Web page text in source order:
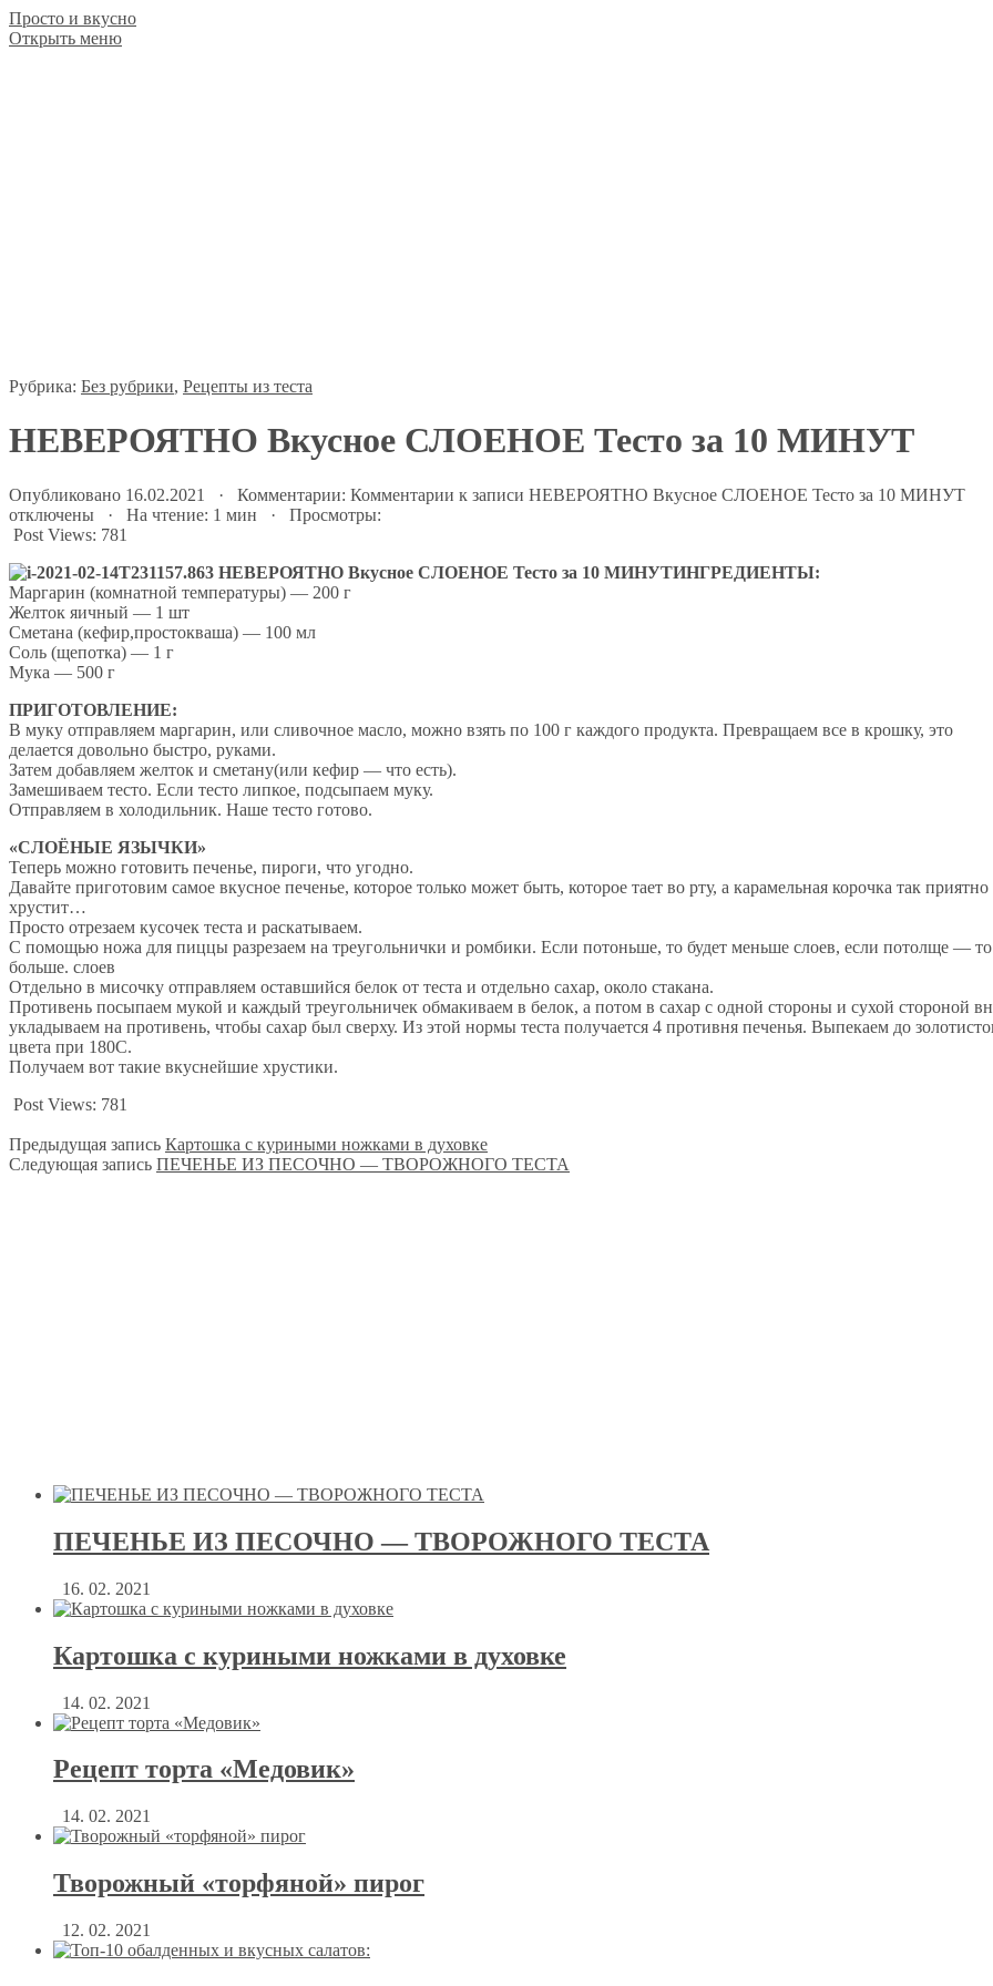
Просто и вкусно
Открыть меню
Рубрика: Без рубрики, Рецепты из теста
НЕВЕРОЯТНО Вкусное СЛОЕНОЕ Тесто за 10 МИНУТ
Опубликовано 16.02.2021 · Комментарии: Комментарии к записи НЕВЕРОЯТНО Вкусное СЛОЕНОЕ Тесто за 10 МИНУТ
отключены · На чтение: 1 мин · Просмотры:
Post Views: 781
ИНГРЕДИЕНТЫ:
Маргарин (комнатной температуры) — 200 г
Желток яичный — 1 шт
Сметана (кефир,простокваша) — 100 мл
Соль (щепотка) — 1 г
Мука — 500 г
ПРИГОТОВЛЕНИЕ:
В муку отправляем маргарин, или сливочное масло, можно взять по 100 г каждого продукта. Превращаем все в крошку, это
делается довольно быстро, руками.
Затем добавляем желток и сметану(или кефир — что есть).
Замешиваем тесто. Если тесто липкое, подсыпаем муку.
Отправляем в холодильник. Наше тесто готово.
«СЛОЁНЫЕ ЯЗЫЧКИ»
Теперь можно готовить печенье, пироги, что угодно.
Давайте приготовим самое вкусное печенье, которое только может быть, которое тает во рту, а карамельная корочка так приятно
хрустит…
Просто отрезаем кусочек теста и раскатываем.
С помощью ножа для пиццы разрезаем на треугольнички и ромбики. Если потоньше, то будет меньше слоев, если потолще — то
больше. слоев
Отдельно в мисочку отправляем оставшийся белок от теста и отдельно сахар, около стакана.
Противень посыпаем мукой и каждый треугольничек обмакиваем в белок, а потом в сахар с одной стороны и сухой стороной
укладываем на противень, чтобы сахар был сверху. Из этой нормы теста получается 4 противня печенья. Выпекаем до
цвета при 180С.
Получаем вот такие вкуснейшие хрустики.
Post Views: 781
Предыдущая запись Картошка с куриными ножками в духовке
Следующая запись ПЕЧЕНЬЕ ИЗ ПЕСОЧНО — ТВОРОЖНОГО ТЕСТА
ПЕЧЕНЬЕ ИЗ ПЕСОЧНО — ТВОРОЖНОГО ТЕСТА
16. 02. 2021
Картошка с куриными ножками в духовке
14. 02. 2021
Рецепт торта «Медовик»
14. 02. 2021
Творожный «торфяной» пирог
12. 02. 2021